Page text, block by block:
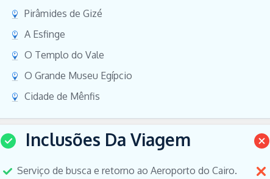
Pirâmides de Gizé
A Esfinge
O Templo do Vale
O Grande Museu Egípcio
Cidade de Mênfis
Inclusões Da Viagem
Serviço de busca e retorno ao Aeroporto do Cairo.